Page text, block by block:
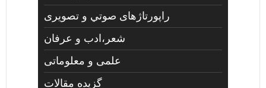
راپورتاژهای صوتي و تصويری
شعر،ادب و عرفان
علمی و معلوماتی
گزیده مقالات